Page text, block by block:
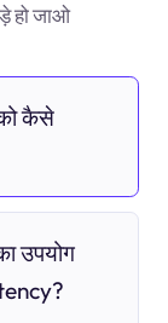
हो जाओ
कैसे
उपयोग